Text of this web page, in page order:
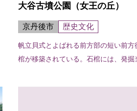
大谷古墳公園（女王の丘）
京丹後市 歴史文化
帆立貝式とよばれる前方部の短い前方
棺が移築されている。石棺には、発掘
われる鏡、玉、剣がみつかっている...